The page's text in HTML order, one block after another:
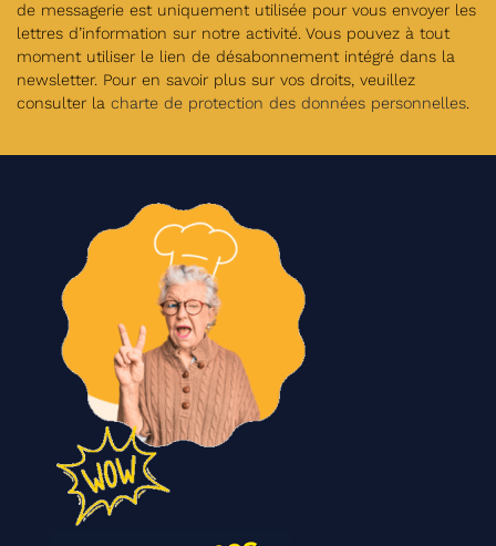
de messagerie est uniquement utilisée pour vous envoyer les
lettres d’information sur notre activité. Vous pouvez à tout
moment utiliser le lien de désabonnement intégré dans la
newsletter. Pour en savoir plus sur vos droits, veuillez
consulter la charte de protection des données personnelles